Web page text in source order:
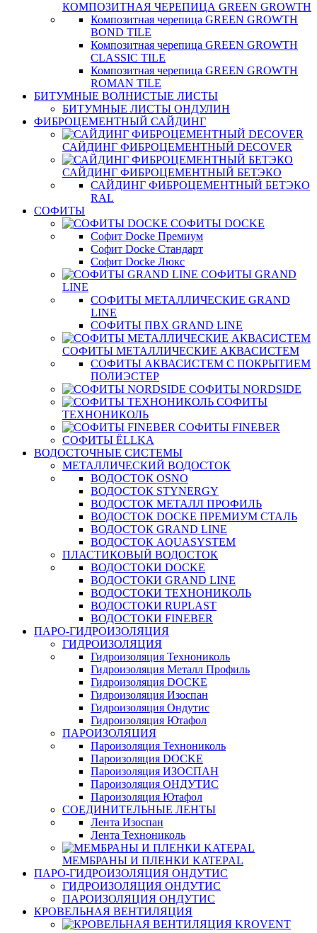
КОМПОЗИТНАЯ ЧЕРЕПИЦА GREEN GROWTH
Композитная черепица GREEN GROWTH
BOND TILE
Композитная черепица GREEN GROWTH
CLASSIC TILE
Композитная черепица GREEN GROWTH
ROMAN TILE
БИТУМНЫЕ ВОЛНИСТЫЕ ЛИСТЫ
БИТУМНЫЕ ЛИСТЫ ОНДУЛИН
ФИБРОЦЕМЕНТНЫЙ САЙДИНГ
САЙДИНГ ФИБРОЦЕМЕНТНЫЙ DECOVER
САЙДИНГ ФИБРОЦЕМЕНТНЫЙ БЕТЭКО
САЙДИНГ ФИБРОЦЕМЕНТНЫЙ БЕТЭКО
RAL
СОФИТЫ
СОФИТЫ DOCKE
Софит Docke Премиум
Софит Docke Стандарт
Софит Docke Люкс
СОФИТЫ GRAND
LINE
СОФИТЫ МЕТАЛЛИЧЕСКИЕ GRAND
LINE
СОФИТЫ ПВХ GRAND LINE
СОФИТЫ МЕТАЛЛИЧЕСКИЕ АКВАСИСТЕМ
СОФИТЫ АКВАСИСТЕМ С ПОКРЫТИЕМ
ПОЛИЭСТЕР
СОФИТЫ NORDSIDE
СОФИТЫ
ТЕХНОНИКОЛЬ
СОФИТЫ FINEBER
СОФИТЫ ЁLLKA
ВОДОСТОЧНЫЕ СИСТЕМЫ
МЕТАЛЛИЧЕСКИЙ ВОДОСТОК
ВОДОСТОК OSNO
ВОДОСТОК STYNERGY
ВОДОСТОК МЕТАЛЛ ПРОФИЛЬ
ВОДОСТОК DOCKE ПРЕМИУМ СТАЛЬ
ВОДОСТОК GRAND LINE
ВОДОСТОК AQUASYSTEM
ПЛАСТИКОВЫЙ ВОДОСТОК
ВОДОСТОКИ DOCKE
ВОДОСТОКИ GRAND LINE
ВОДОСТОКИ ТЕХНОНИКОЛЬ
ВОДОСТОКИ RUPLAST
ВОДОСТОКИ FINEBER
ПАРО-ГИДРОИЗОЛЯЦИЯ
ГИДРОИЗОЛЯЦИЯ
Гидроизоляция Технониколь
Гидроизоляция Металл Профиль
Гидроизоляция DOCKE
Гидроизоляция Изоспан
Гидроизоляция Ондутис
Гидроизоляция Ютафол
ПАРОИЗОЛЯЦИЯ
Пароизоляция Технониколь
Пароизоляция DOCKE
Пароизоляция ИЗОСПАН
Пароизоляция ОНДУТИС
Пароизоляция Ютафол
СОЕДИНИТЕЛЬНЫЕ ЛЕНТЫ
Лента Изоспан
Лента Технониколь
МЕМБРАНЫ И ПЛЕНКИ KATEPAL
ПАРО-ГИДРОИЗОЛЯЦИЯ ОНДУТИС
ГИДРОИЗОЛЯЦИЯ ОНДУТИС
ПАРОИЗОЛЯЦИЯ ОНДУТИС
КРОВЕЛЬНАЯ ВЕНТИЛЯЦИЯ